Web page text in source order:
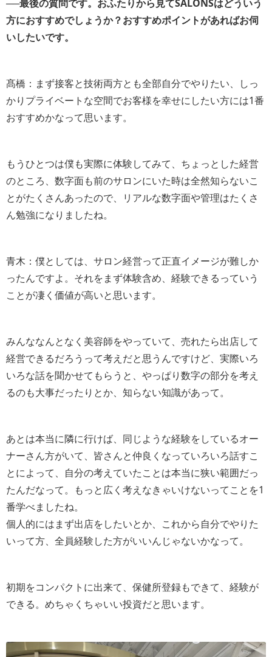
──最後の質問です。おふたりから見てSALONSはどういう
方におすすめでしょうか？おすすめポイントがあればお伺
いしたいです。
髙橋：まず接客と技術両方とも全部自分でやりたい、しっ
かりプライベートな空間でお客様を幸せにしたい方には1番
おすすめかなって思います。
もうひとつは僕も実際に体験してみて、ちょっとした経営
のところ、数字面も前のサロンにいた時は全然知らないこ
とがたくさんあったので、リアルな数字面や管理はたくさ
ん勉強になりましたね。
青木：僕としては、サロン経営って正直イメージが難しか
ったんですよ。それをまず体験含め、経験できるっていう
ことが凄く価値が高いと思います。
みんななんとなく美容師をやっていて、売れたら出店して
経営できるだろうって考えだと思うんですけど、実際いろ
いろな話を聞かせてもらうと、やっぱり数字の部分を考え
るのも大事だったりとか、知らない知識があって。
あとは本当に隣に行けば、同じような経験をしているオー
ナーさん方がいて、皆さんと仲良くなっていろいろ話すこ
とによって、自分の考えていたことは本当に狭い範囲だっ
たんだなって。もっと広く考えなきゃいけないってことを1
番学べましたね。
個人的にはまず出店をしたいとか、これから自分でやりた
いって方、全員経験した方がいいんじゃないかなって。
初期をコンパクトに出来て、保健所登録もできて、経験が
できる。めちゃくちゃいい投資だと思います。